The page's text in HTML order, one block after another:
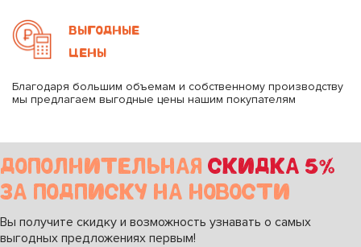
ВЫГОДНЫЕ
ЦЕНЫ
Благодаря большим объемам и собственному производству
мы предлагаем выгодные цены нашим покупателям
ДОПОЛНИТЕЛЬНАЯ СКИДКА 5%
ЗА ПОДПИСКУ НА НОВОСТИ
Вы получите скидку и возможность узнавать о самых
выгодных предложениях первым!